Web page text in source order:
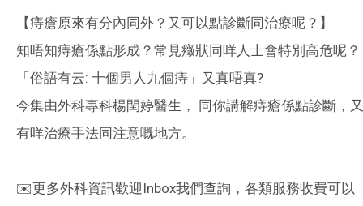
【痔瘡原來有分內同外？又可以點診斷同治療呢？】
知唔知痔瘡係點形成？ 常見癥狀同咩人士會特別高危呢？
「俗語有云: 十個男人九個痔」又真唔真?
今集由外科專科楊閏婷醫生， 同你講解痔瘡係點診斷，又
有咩治療手法同注意嘅地方。
✉️更多外科資訊歡迎Inbox我們查詢，各類服務收費可以